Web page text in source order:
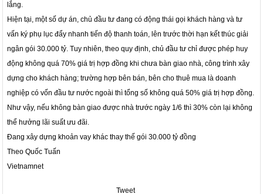
lắng.
Hiện tại, một số dự án, chủ đầu tư đang có động thái gọi khách hàng và tư
vấn ký phụ lục đẩy nhanh tiến độ thanh toán, lên trước thời hạn kết thúc giải
ngân gói 30.000 tỷ. Tuy nhiên, theo quy định, chủ đầu tư chỉ được phép huy
động không quá 70% giá trị hợp đồng khi chưa bàn giao nhà, công trình xây
dựng cho khách hàng; trường hợp bên bán, bên cho thuê mua là doanh
nghiệp có vốn đầu tư nước ngoài thì tổng số không quá 50% giá trị hợp đồng.
Như vậy, nếu không bàn giao được nhà trước ngày 1/6 thì 30% còn lại không
thể hưởng lãi suất ưu đãi.
Đang xây dựng khoản vay khác thay thế gói 30.000 tỷ đồng
Theo Quốc Tuấn
Vietnamnet
Tweet